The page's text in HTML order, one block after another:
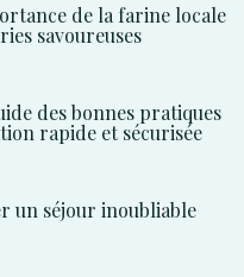
de la farine locale
savoureuses
des bonnes pratiques
rapide et sécurisée
un séjour inoubliable